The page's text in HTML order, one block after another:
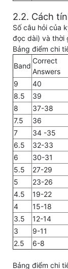
2.2. Cách
Số câu hỏi của
đọc dài) và thời
Bảng điểm chi
Band
Correct
Answers
9
40
8.5
39
8
37-38
7.5
36
7
34 -35
6.5
32-33
6
30-31
5.5
27-29
5
23-26
4.5
19-22
4
15-18
3.5
12-14
3
9-11
2.5
6-8
Bảng điểm chi